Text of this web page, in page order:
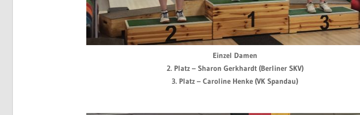
Einzel Damen
2. Platz – Sharon Gerkhardt (Berliner SKV)
3. Platz – Caroline Henke (VK Spandau)